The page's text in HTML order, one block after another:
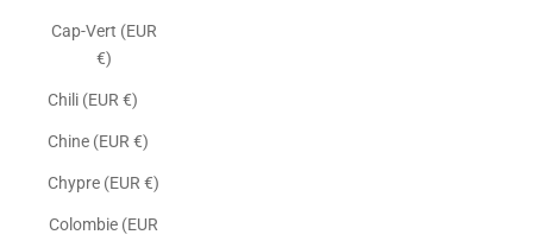
Cap-Vert (EUR
€)
Chili (EUR €)
Chine (EUR €)
Chypre (EUR €)
Colombie (EUR